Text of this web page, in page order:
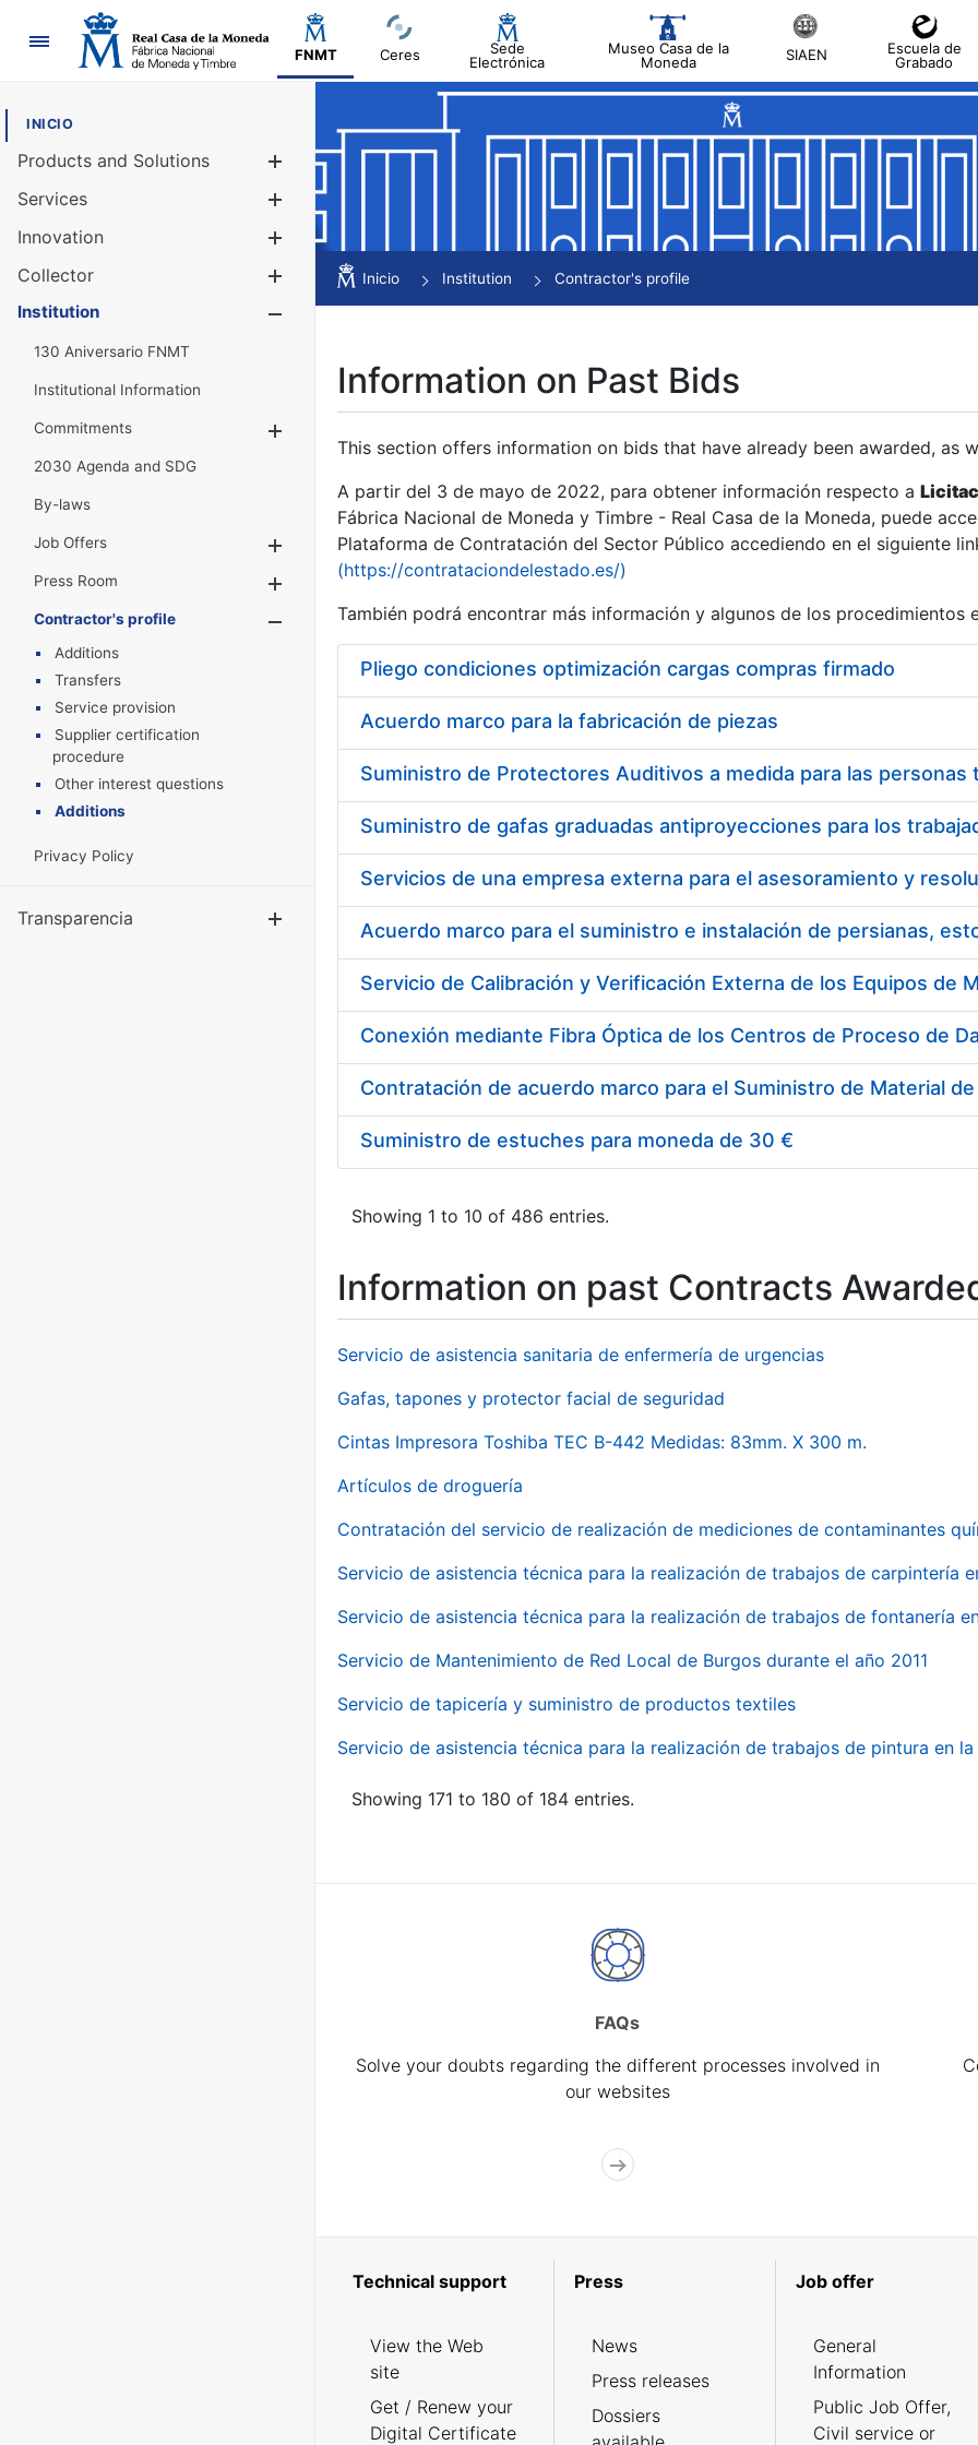
Navigation
FNMT Ceres
Sede
Electrónica
Museo Casa de la
Moneda
SIAEN
Escuela de
Grabado
INICIO
Products and Solutions
Services
Innovation
Collector
Show/Hide
Institution
130 Aniversario FNMT
Institutional Information
Commitments
2030 Agenda and SDG
By-laws
Job Offers
Show/Hide
Press Room
Show/Hide
Contractor's profile
Show/Hide
Additions
Transfers
Service provision
Supplier certification
procedure
Other interest questions
Additions
Privacy Policy
Transparencia Show/Hide
Inicio Institution Contractor's profile
Information on Past Bids
This section offers information on bids that have already been awarded, as
A partir del 3 de mayo de 2022, para obtener información respecto a
Fábrica Nacional de Moneda y Timbre - Real Casa de la Moneda, puede
Plataforma de Contratación del Sector Público accediendo en el siguiente
(https://contrataciondelestado.es/)
También podrá encontrar más información y algunos de los procedimientos
Pliego condiciones optimización cargas compras firmado
Acuerdo marco para la fabricación de piezas
Acuerdo marco para el suministro e instalación de persianas,
Suministro de estuches para moneda de 30 €
Showing 1 to 10 of 486 entries.
Information on past Contracts
Servicio de asistencia sanitaria de enfermería de urgencias
Gafas, tapones y protector facial de seguridad
Cintas Impresora Toshiba TEC B-442 Medidas: 83mm. X 300 m.
Artículos de droguería
Contratación del servicio de realización de mediciones de contaminantes
Servicio de asistencia técnica para la realización de trabajos de carpintería
Servicio de asistencia técnica para la realización de trabajos de fontanería
Servicio de Mantenimiento de Red Local de Burgos durante el año 2011
Servicio de tapicería y suministro de productos textiles
Servicio de asistencia técnica para la realización de trabajos de pintura en
Showing 171 to 180 of 184 entries.
FAQs
Solve your doubts regarding the different processes involved in
our websites
Technical support
View the Web
site
Get / Renew your
Digital Certificate
Press
News
Press releases
Dossiers
Job offer
General
Information
Public Job Offer,
Civil service or